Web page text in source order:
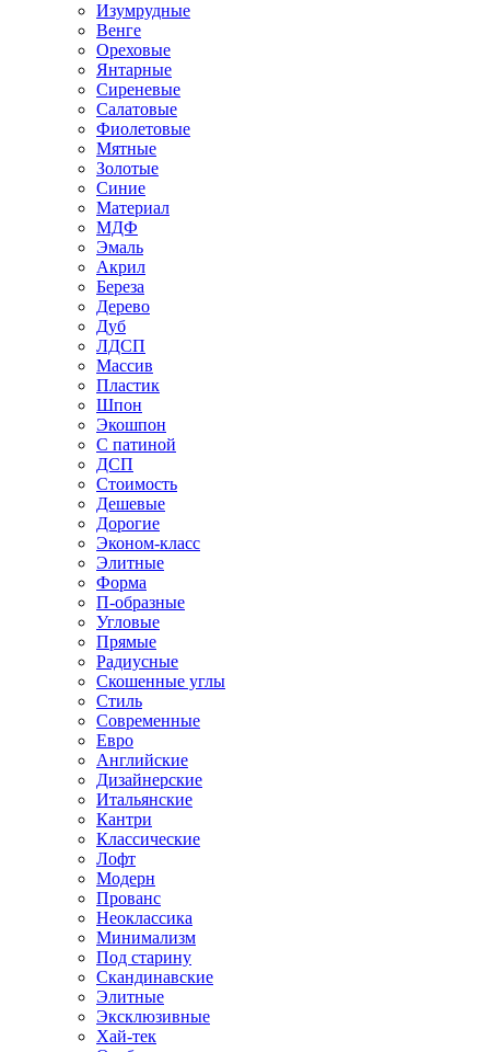
Изумрудные
Венге
Ореховые
Янтарные
Сиреневые
Салатовые
Фиолетовые
Мятные
Золотые
Синие
Материал
МДФ
Эмаль
Акрил
Береза
Дерево
Дуб
ЛДСП
Массив
Пластик
Шпон
Экошпон
С патиной
ДСП
Стоимость
Дешевые
Дорогие
Эконом-класс
Элитные
Форма
П-образные
Угловые
Прямые
Радиусные
Скошенные углы
Стиль
Современные
Евро
Английские
Дизайнерские
Итальянские
Кантри
Классические
Лофт
Модерн
Прованс
Неоклассика
Минимализм
Под старину
Скандинавские
Элитные
Эксклюзивные
Хай-тек